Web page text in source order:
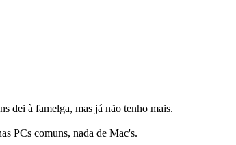
dei à famelga, mas já não tenho mais.
PCs comuns, nada de Mac's.